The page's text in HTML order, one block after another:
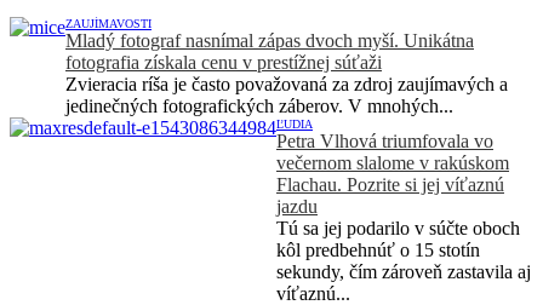
ZAUJÍMAVOSTI
Mladý fotograf nasnímal zápas dvoch myší. Unikátna
fotografia získala cenu v prestížnej súťaži
Zvieracia ríša je často považovaná za zdroj zaujímavých a
jedinečných fotografických záberov. V mnohých...
ĽUDIA
Petra Vlhová triumfovala vo
večernom slalome v rakúskom
Flachau. Pozrite si jej víťaznú
jazdu
Tú sa jej podarilo v súčte oboch
kôl predbehnúť o 15 stotín
sekundy, čím zároveň zastavila aj
víťaznú...